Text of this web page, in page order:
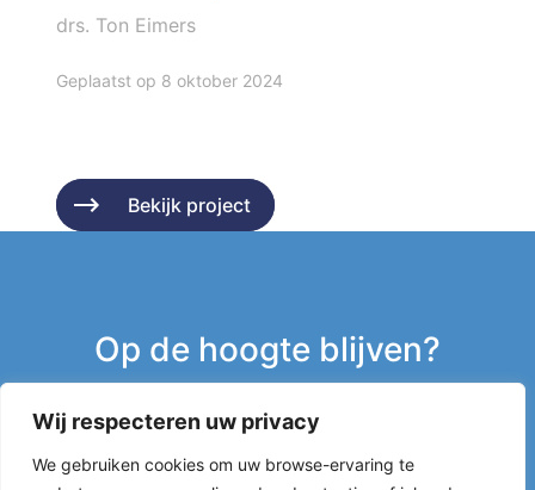
Wij respecteren uw privacy
We gebruiken cookies om uw browse-ervaring te
Bekijk project
drs. Ton Eimers
Geplaatst op 8 oktober 2024
Bekijk project
Op de hoogte blijven?
Inschrijven nieuwsbrief